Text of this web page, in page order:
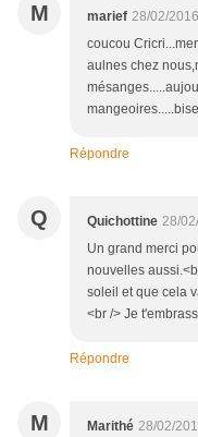
M marief 28/02/
coucou
aulnes chez
Répondre
Q Quichottine 28/
Un grand merci
nouvelles
soleil et que cela
<br /> Je
Répondre
M Marithé 28/02/